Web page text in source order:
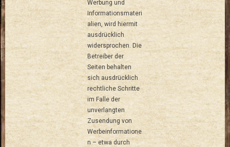
Werbung und
Informationsmateri
alien, wird hiermit
ausdrücklich
widersprochen. Die
Betreiber der
Seiten behalten
sich ausdrücklich
rechtliche Schritte
im Falle der
unverlangten
Zusendung von
Werbeinformatione
n – etwa durch